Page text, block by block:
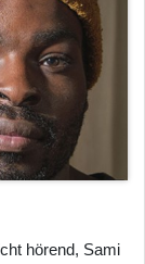
hörend, Sami